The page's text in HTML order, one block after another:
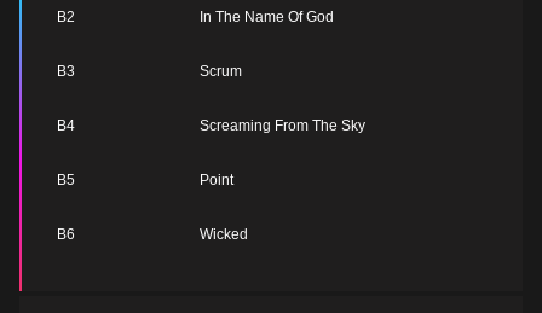
B2 In The Name Of God
B3 Scrum
B4 Screaming From The Sky
B5 Point
B6 Wicked